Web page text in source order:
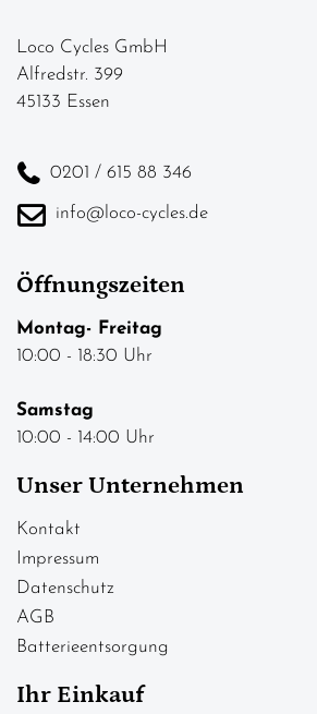
Loco Cycles GmbH
Alfredstr. 399
45133 Essen
0201 / 615 88 346
info@loco-cycles.de
Öffnungszeiten
Montag- Freitag
10:00 - 18:30 Uhr
Samstag
10:00 - 14:00 Uhr
Unser Unternehmen
Kontakt
Impressum
Datenschutz
AGB
Batterieentsorgung
Ihr Einkauf